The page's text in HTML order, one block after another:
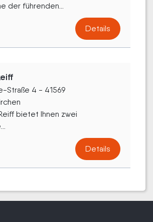
der führenden...
Details
Straße 4 - 41569
bietet Ihnen zwei
Details